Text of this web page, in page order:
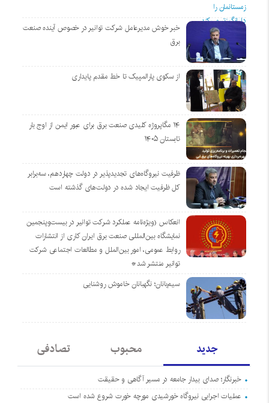
خبر خوش مدیرعامل شرکت توانیر در خصوص آینده صنعت
برق
از سکوی پارالمپیک تا خط مقدم پایداری
۱۴ مگاپروژه‌ کلیدی صنعت برق برای عبور ایمن از اوج بار
تابستان ۱۴۰۵
ظرفیت نیروگاه‌های تجدیدپذیر در دولت چهاردهم، سه‌برابر
کل ظرفیت ایجاد شده در دولت‌های گذشته است
انعکاس (ویژه‌نامه عملکرد شرکت توانیر در بیست‌وپنجمین
نمایشگاه بین‌المللی صنعت برق ایران کاری از انتشارات
روابط عمومی، امور بین‌الملل و مطالعات اجتماعی شرکت
توانیر منتشر شد*
سیم‌بانان؛ نگهبانان خاموش روشنایی
جدید محبوب تصادفی
خبرنگار؛ صدای بیدار جامعه در مسیر آگاهی و حقیقت
عملیات اجرایی نیروگاه خورشیدی مورچه خورت شروع شده است